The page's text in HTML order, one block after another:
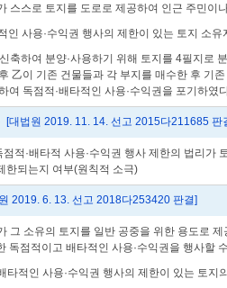
스스로 토지를 도로로 제공하여 인근 주민이
인 사용·수익권 행사의 제한이 있는 토지 소
축하여 분양·사용하기 위해 토지를 4필지로
乙이 기존 건물들과 각 부지를 매수한 후 기
여 독점적·배타적인 사용·수익권을 포기하
[대법원 2019. 11. 14. 선고 2015다211685 판
점적·배타적 사용·수익권 행사 제한의 법리
한되는지 여부(원칙적 소극)
2019. 6. 13. 선고 2018다253420 판결]
그 소유의 토지를 일반 공중을 위한 용도로
독점적이고 배타적인 사용·수익권을 행사할
타적인 사용·수익권 행사의 제한이 있는 토